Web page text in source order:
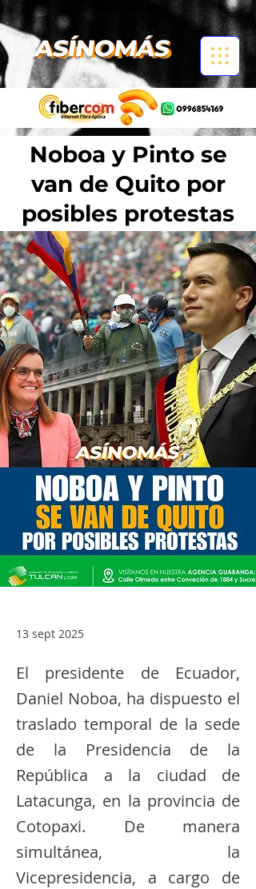
Noboa y Pinto se
van de Quito por
posibles protestas
13 sept 2025
El presidente de Ecuador,
Daniel Noboa, ha dispuesto el
traslado temporal de la sede
de la Presidencia de la
República a la ciudad de
Latacunga, en la provincia de
Cotopaxi. De manera
simultánea, la
Vicepresidencia, a cargo de